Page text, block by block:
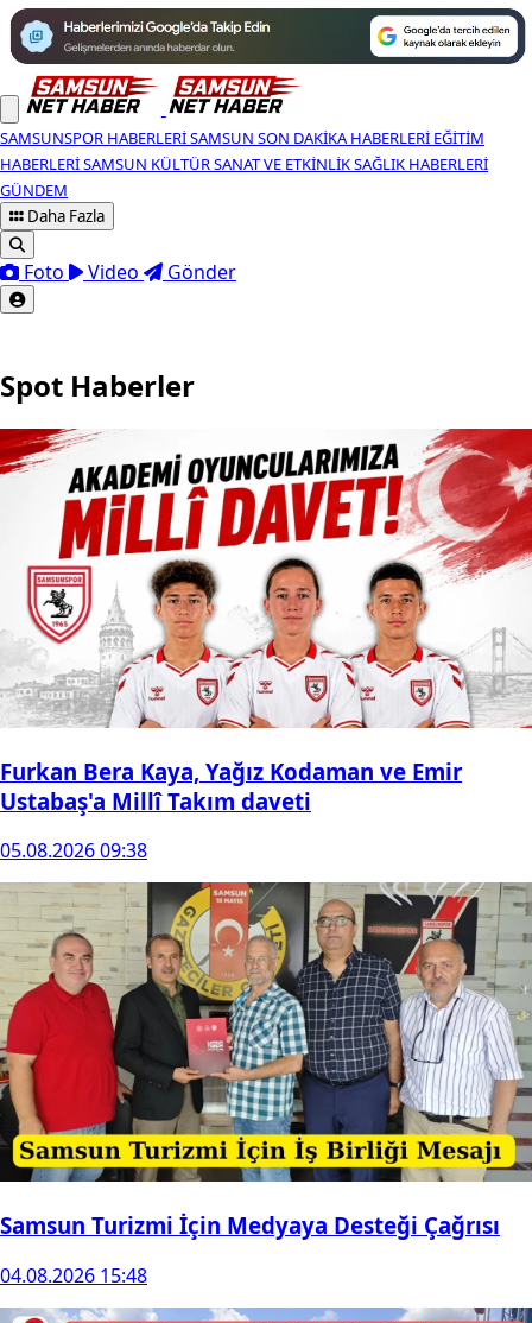
SAMSUNSPOR HABERLERISAMSUN SON DAKIKA HABERLERI EĞITIM
HABERLERISAMSUN KÜLTÜR SANAT VE ETKINLIKSAĞLIK HABERLERI
GÜNDEM
Daha Fazla
Foto Video Gönder
Spot Haberler
Furkan Bera Kaya, Yağız Kodaman ve Emir
Ustabaş'a Millî Takım daveti
05.08.2026 09:38
Samsun Turizmi İçin Medyaya Desteği Çağrısı
04.08.2026 15:48